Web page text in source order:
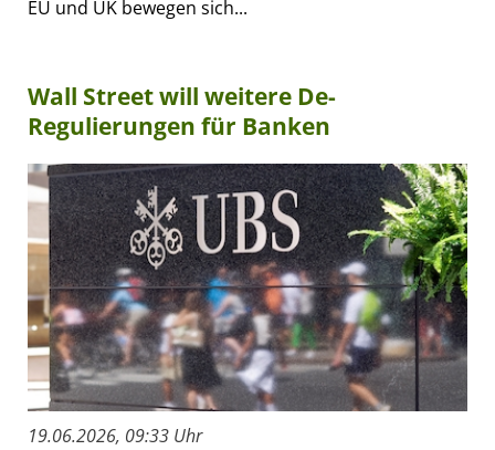
EU und UK bewegen sich...
Wall Street will weitere De-
Regulierungen für Banken
19.06.2026, 09:33 Uhr